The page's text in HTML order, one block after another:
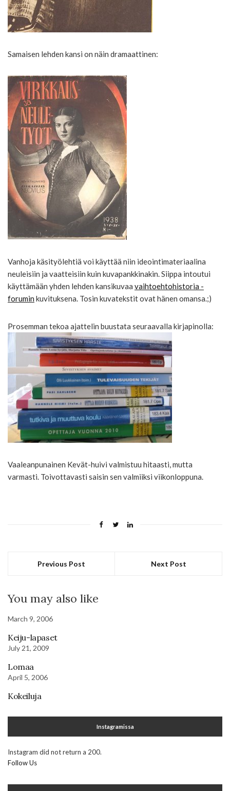
Samaisen lehden kansi on näin dramaattinen:
Vanhoja käsityölehtiä voi käyttää niin ideointimateriaalina
neuleisiin ja vaatteisiin kuin kuvapankkinakin. Siippa intoutui
käyttämään yhden lehden kansikuvaa vaihtoehtohistoria -
forumin kuvituksena. Tosin kuvatekstit ovat hänen omansa.;)
Prosemman tekoa ajattelin buustata seuraavalla kirjapinolla:
Vaaleanpunainen Kevät-huivi valmistuu hitaasti, mutta
varmasti. Toivottavasti saisin sen valmiiksi viikonloppuna.
Previous Post Next Post
You may also like
March 9, 2006
Keiju-lapaset
July 21, 2009
Lomaa
April 5, 2006
Kokeiluja
Instagramissa
Instagram did not return a 200.
Follow Us